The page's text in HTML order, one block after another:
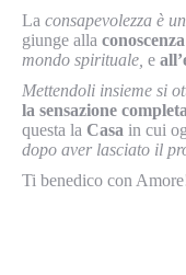
La consapevolezza è
giunge alla conoscenza
mondo spirituale, e
Mettendoli insieme si
la sensazione
questa la Casa in cui
dopo aver lasciato il
Ti benedico con